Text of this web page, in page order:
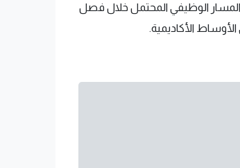
المسار الوظيفي المحتمل خلال فصل
الأكاديمية.